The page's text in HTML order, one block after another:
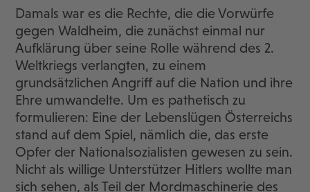
Damals war es die Rechte, die die Vorwürfe
gegen Waldheim, die zunächst einmal nur
Aufklärung über seine Rolle während des 2.
Weltkriegs verlangten, zu einem
grundsätzlichen Angriff auf die Nation und ihre
Ehre umwandelte. Um es pathetisch zu
formulieren: Eine der Lebenslügen Österreichs
stand auf dem Spiel, nämlich die, das erste
Opfer der Nationalsozialisten gewesen zu sein.
Nicht als willige Unterstützer Hitlers wollte man
sich sehen, als Teil der Mordmaschinerie des